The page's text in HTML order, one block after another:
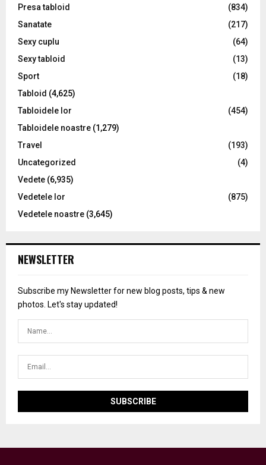
Presa tabloid
(834)
Sanatate
(217)
Sexy cuplu
(64)
Sexy tabloid
(13)
Sport
(18)
Tabloid (4,625)
Tabloidele lor
(454)
Tabloidele noastre (1,279)
Travel
(193)
Uncategorized
(4)
Vedete (6,935)
Vedetele lor
(875)
Vedetele noastre (3,645)
NEWSLETTER
Subscribe my Newsletter for new blog posts, tips & new
photos. Let's stay updated!